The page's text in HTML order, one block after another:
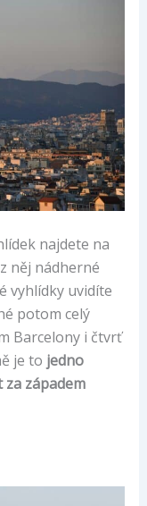
najdete na
něj nádherné
vyhlídky uvidíte
potom celý
Barcelony i čtvrť
je to jedno
za západem